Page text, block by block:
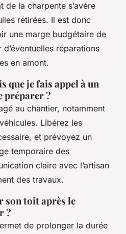
de la charpente s’avère
retirées. Il est donc
une marge budgétaire de
réparations
en amont.
que je fais appel à un
préparer ?
au chantier, notamment
Libérez les
et prévoyez un
temporaire des
claire avec l’artisan
des travaux.
son toit après le
?
de prolonger la durée